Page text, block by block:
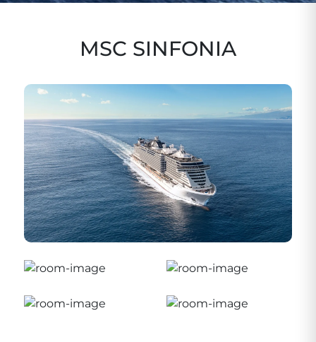
MSC SINFONIA